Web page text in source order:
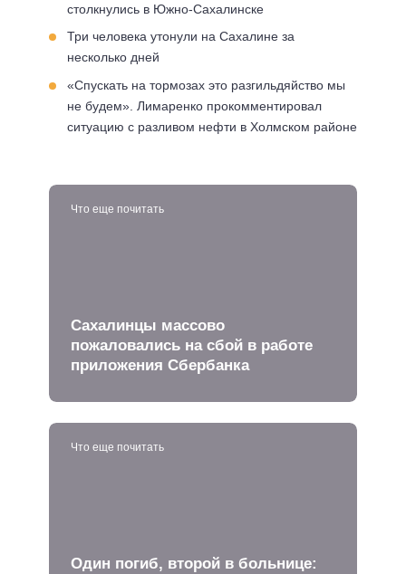
столкнулись в Южно-Сахалинске
Три человека утонули на Сахалине за
несколько дней
«Спускать на тормозах это разгильдяйство мы
не будем». Лимаренко прокомментировал
ситуацию с разливом нефти в Холмском районе
Что еще почитать
Сахалинцы массово
пожаловались на сбой в работе
приложения Сбербанка
Что еще почитать
Один погиб, второй в больнице: